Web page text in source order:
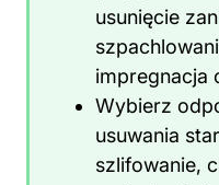
usunięcie
impregnacja
Wybierz
usuwania
szlifowanie,